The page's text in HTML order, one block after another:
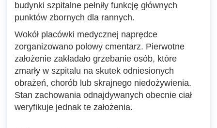
budynki szpitalne pełniły funkcję głównych
punktów zbornych dla rannych.
Wokół placówki medycznej naprędce
zorganizowano polowy cmentarz. Pierwotne
założenie zakładało grzebanie osób, które
zmarły w szpitalu na skutek odniesionych
obrażeń, chorób lub skrajnego niedożywienia.
Stan zachowania odnajdywanych obecnie ciał
weryfikuje jednak te założenia.